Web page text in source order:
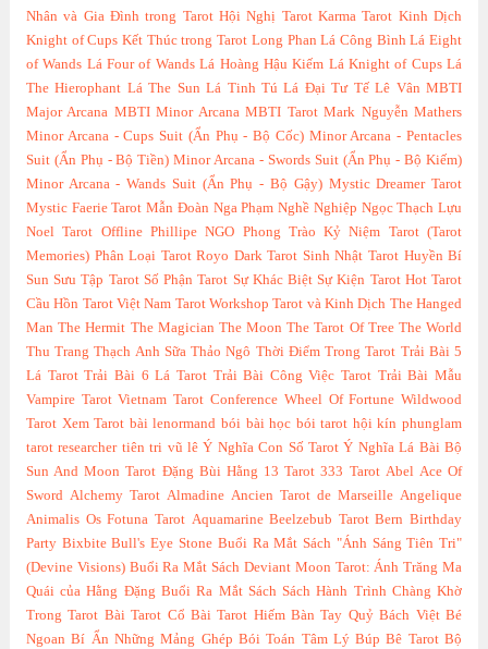
Nhân và Gia Đình trong Tarot Hội Nghị Tarot Karma Tarot Kinh Dịch
Knight of Cups Kết Thúc trong Tarot Long Phan Lá Công Bình Lá Eight
of Wands Lá Four of Wands Lá Hoàng Hậu Kiếm Lá Knight of Cups Lá
The Hierophant Lá The Sun Lá Tinh Tú Lá Đại Tư Tế Lê Vân MBTI
Major Arcana MBTI Minor Arcana MBTI Tarot Mark Nguyễn Mathers
Minor Arcana - Cups Suit (Ẩn Phụ - Bộ Cốc) Minor Arcana - Pentacles
Suit (Ẩn Phụ - Bộ Tiền) Minor Arcana - Swords Suit (Ẩn Phụ - Bộ Kiếm)
Minor Arcana - Wands Suit (Ẩn Phụ - Bộ Gậy) Mystic Dreamer Tarot
Mystic Faerie Tarot Mẫn Đoàn Nga Phạm Nghề Nghiệp Ngọc Thạch Lựu
Noel Tarot Offline Phillipe NGO Phong Trào Kỷ Niệm Tarot (Tarot
Memories) Phân Loại Tarot Royo Dark Tarot Sinh Nhật Tarot Huyền Bí
Sun Sưu Tập Tarot Số Phận Tarot Sự Khác Biệt Sự Kiện Tarot Hot Tarot
Cầu Hồn Tarot Việt Nam Tarot Workshop Tarot và Kinh Dịch The Hanged
Man The Hermit The Magician The Moon The Tarot Of Tree The World
Thu Trang Thạch Anh Sữa Thảo Ngô Thời Điểm Trong Tarot Trải Bài 5
Lá Tarot Trải Bài 6 Lá Tarot Trải Bài Công Việc Tarot Trải Bài Mẫu
Vampire Tarot Vietnam Tarot Conference Wheel Of Fortune Wildwood
Tarot Xem Tarot bài lenormand bói bài học bói tarot hội kín phunglam
tarot researcher tiên tri vũ lê Ý Nghĩa Con Số Tarot Ý Nghĩa Lá Bài Bộ
Sun And Moon Tarot Đặng Bùi Hằng 13 Tarot 333 Tarot Abel Ace Of
Sword Alchemy Tarot Almadine Ancien Tarot de Marseille Angelique
Animalis Os Fotuna Tarot Aquamarine Beelzebub Tarot Bern Birthday
Party Bixbite Bull's Eye Stone Buổi Ra Mắt Sách "Ánh Sáng Tiên Tri"
(Devine Visions) Buổi Ra Mắt Sách Deviant Moon Tarot: Ánh Trăng Ma
Quái của Hằng Đặng Buổi Ra Mắt Sách Sách Hành Trình Chàng Khờ
Trong Tarot Bài Tarot Cổ Bài Tarot Hiếm Bàn Tay Quỷ Bách Việt Bé
Ngoan Bí Ẩn Những Mảng Ghép Bói Toán Tâm Lý Búp Bê Tarot Bộ